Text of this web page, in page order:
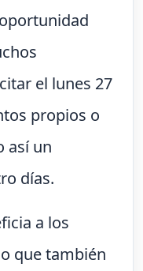
el lunes 27
propios o
así un
días.
a los
que también